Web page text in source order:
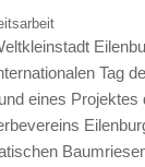
Tag
eines Projektes